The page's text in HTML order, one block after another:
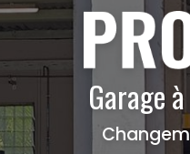
Garage